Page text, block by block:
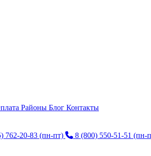
Районы Блог Контакты
762-20-83 (пн-пт) 8 (800) 550-51-51 (пн-